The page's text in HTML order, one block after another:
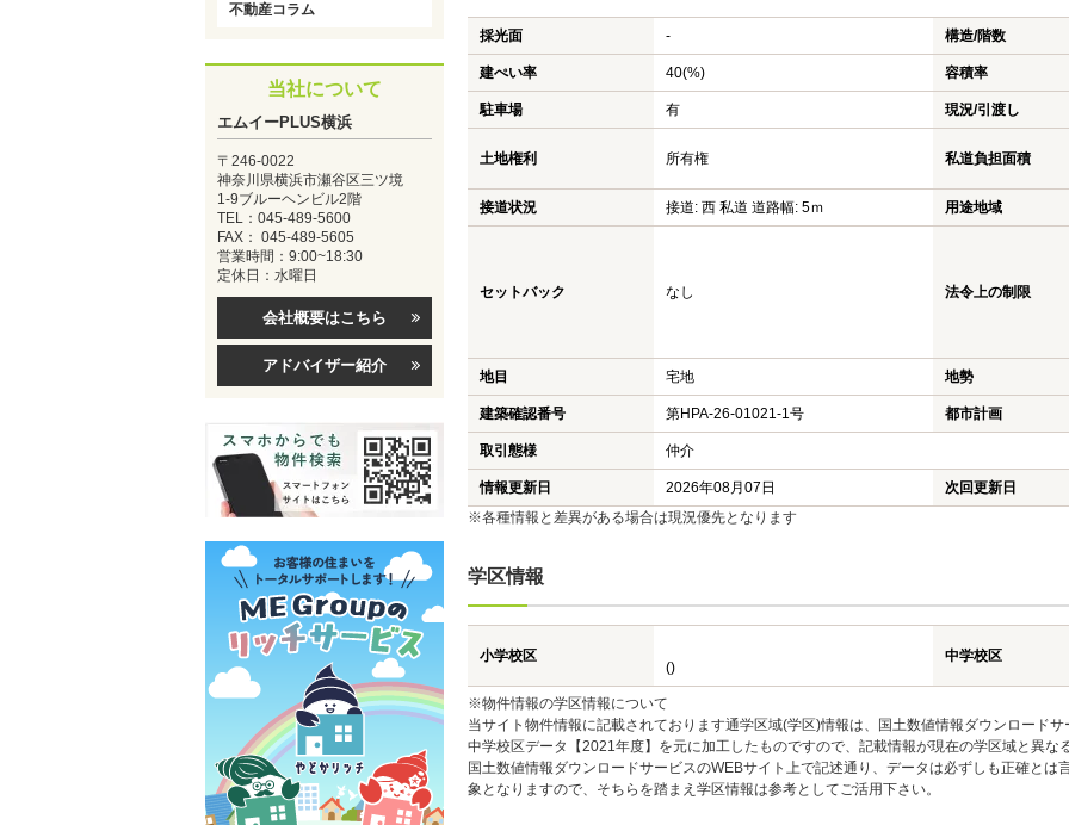
採光面 - 構造/階数
建ぺい率 40(%) 容積率
駐車場 有 現況/引渡し
土地権利 所有権 私道負担面積
接道状況 接道: 西 私道 道路幅: 5ｍ 用途地域
セットバック なし 法令上の制限
地目 宅地 地勢
建築確認番号 第HPA-26-01021-1号 都市計画
取引態様 仲介
情報更新日 2026年08月07日
次回更新日
※各種情報と差異がある場合は現況優先となります
学区情報
小学校区
()
中学校区
※物件情報の学区情報について
当サイト物件情報に記載されております通学区域(学区)情報は、国土数値情報ダウンロード
中学校区データ【2021年度】を元に加工したものですので、記載情報が現在の学区域と異な
国土数値情報ダウンロードサービスのWEBサイト上で記述通り、データは必ずしも正確と
象となりますので、そちらを踏まえ学区情報は参考としてご活用下さい。
不動産コラム
当社について
エムイーPLUS横浜
〒246-0022
神奈川県横浜市瀬谷区三ツ境
1-9ブルーヘンビル2階
TEL：045-489-5600
FAX： 045-489-5605
営業時間：9:00~18:30
定休日：水曜日
会社概要はこちら
アドバイザー紹介